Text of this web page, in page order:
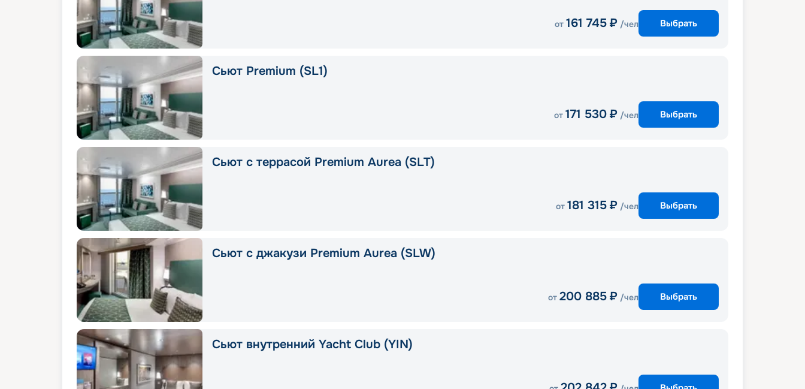
от 161 745 ₽ /чел Выбрать
Сьют Premium (SL1)
от 171 530 ₽ /чел Выбрать
Сьют с террасой Premium Aurea (SLT)
от 181 315 ₽ /чел Выбрать
Сьют с джакузи Premium Aurea (SLW)
от 200 885 ₽ /чел Выбрать
Сьют внутренний Yacht Club (YIN)